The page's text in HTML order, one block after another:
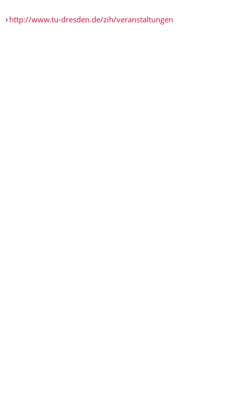
http://www.tu-dresden.de/zih/veranstaltungen